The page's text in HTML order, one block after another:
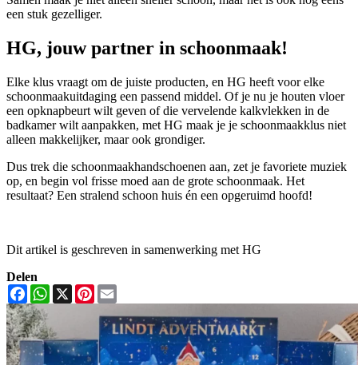
een stuk gezelliger.
HG, jouw partner in schoonmaak!
Elke klus vraagt om de juiste producten, en HG heeft voor elke
schoonmaakuitdaging een passend middel. Of je nu je houten vloer
een opknapbeurt wilt geven of die vervelende kalkvlekken in de
badkamer wilt aanpakken, met HG maak je je schoonmaakklus niet
alleen makkelijker, maar ook grondiger.
Dus trek die schoonmaakhandschoenen aan, zet je favoriete muziek
op, en begin vol frisse moed aan de grote schoonmaak. Het
resultaat? Een stralend schoon huis én een opgeruimd hoofd!
Dit artikel is geschreven in samenwerking met HG
Delen
FacebookWhatsApp
X Pinterest